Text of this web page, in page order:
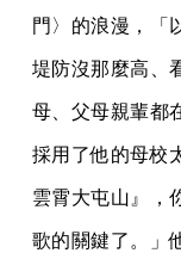
門〉的浪漫，「
堤防沒那麼高、
母、父母親輩都
採用了他的母校
雲霄大屯山』，
歌的關鍵了。」